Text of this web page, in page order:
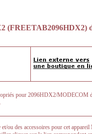
(FREETAB2096HDX2)
pour 2096HDX2/MODECOM
ou des accessoires pour cet